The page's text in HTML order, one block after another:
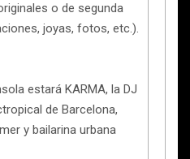
o de segunda
joyas, fotos, etc.).
estará KARMA, la DJ
de Barcelona,
y bailarina urbana